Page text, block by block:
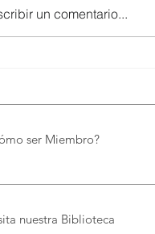
el patrimonio y
un comentario...
ser Miembro?
nuestra Biblioteca